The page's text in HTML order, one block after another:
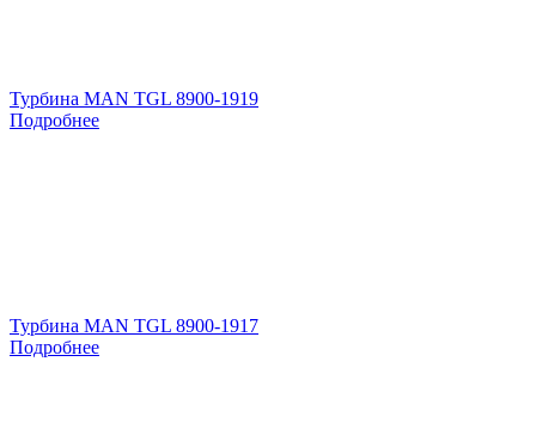
Турбина MAN TGL 8900-1919
Подробнее
Турбина MAN TGL 8900-1917
Подробнее